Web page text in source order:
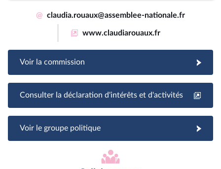
@ claudia.rouaux@assemblee-nationale.fr
www.claudiarouaux.fr
Voir la commission
Consulter la déclaration d'intérêts et d'activités
Voir le groupe politique